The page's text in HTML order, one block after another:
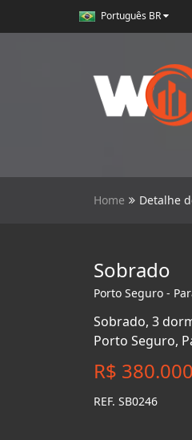
Português BR
Home Detalhe
Sobrado
Porto Seguro -
Sobrado, 3
Porto Seguro,
R$
REF. SB0246